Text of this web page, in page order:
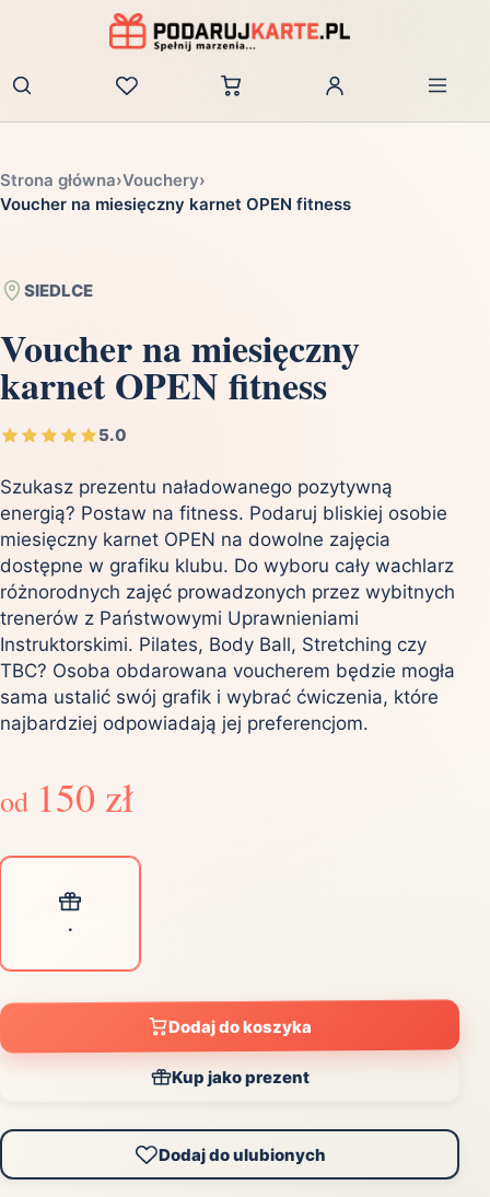
Zaloguj
Strona główna›Vouchery›
Voucher na miesięczny karnet OPEN fitness
SIEDLCE
Voucher na miesięczny
karnet OPEN fitness
5.0
Szukasz prezentu naładowanego pozytywną
energią? Postaw na fitness. Podaruj bliskiej osobie
miesięczny karnet OPEN na dowolne zajęcia
dostępne w grafiku klubu. Do wyboru cały wachlarz
różnorodnych zajęć prowadzonych przez wybitnych
trenerów z Państwowymi Uprawnieniami
Instruktorskimi. Pilates, Body Ball, Stretching czy
TBC? Osoba obdarowana voucherem będzie mogła
sama ustalić swój grafik i wybrać ćwiczenia, które
najbardziej odpowiadają jej preferencjom.
od 150 zł
.
Dodaj do koszyka
Kup jako prezent
Dodaj do ulubionych